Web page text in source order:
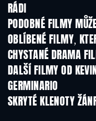
RÁDI
PODOBNÉ FILMY
OBLÍBENÉ FILMY,
CHYSTANÉ DRAMA
DALŠÍ FILMY OD
GERMINARIO
SKRYTÉ KLENOTY